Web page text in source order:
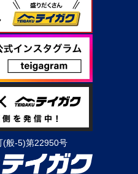
(般-5)第22950号